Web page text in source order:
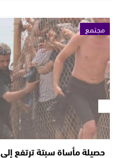
مجتمع
حصيلة مأساة سبتة ترتفع إلى 90 قتيلا..